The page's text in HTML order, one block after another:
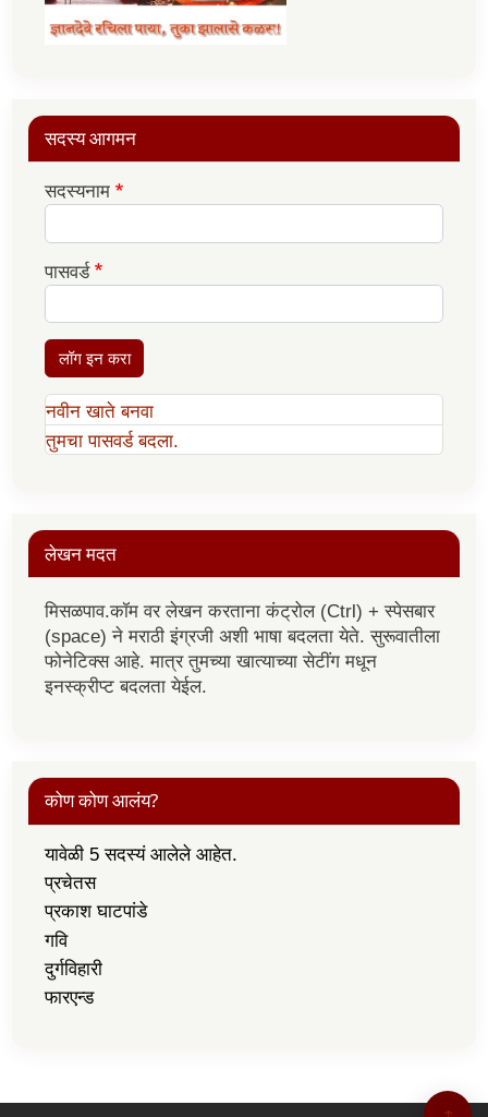
सदस्य आगमन
सदस्यनाम
पासवर्ड
लॉग इन करा
नवीन खाते बनवा
तुमचा पासवर्ड बदला.
लेखन मदत
मिसळपाव.कॉम वर लेखन करताना कंट्रोल (Ctrl) + स्पेसबार
(space) ने मराठी इंग्रजी अशी भाषा बदलता येते. सुरूवातीला
फोनेटिक्स आहे. मात्र तुमच्या खात्याच्या सेटींग मधून
इनस्क्रीप्ट बदलता येईल.
कोण कोण आलंय?
यावेळी 5 सदस्यं आलेले आहेत.
प्रचेतस
प्रकाश घाटपांडे
गवि
दुर्गविहारी
फारएन्ड